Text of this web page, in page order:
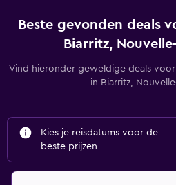
Beste gevonden deals
Biarritz,
Vind hieronder geweldige deals
in Biarritz,
Kies je reisdatums voor de
beste prijzen